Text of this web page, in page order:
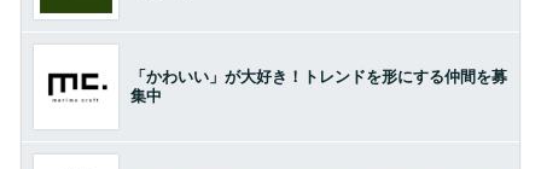
「かわいい」が大好き！トレンドを形にする仲間を募
集中